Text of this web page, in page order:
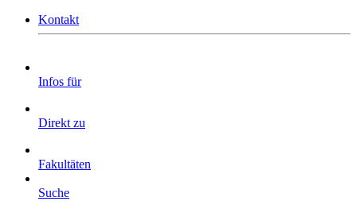
Kontakt
Infos für
Direkt zu
Fakultäten
Suche